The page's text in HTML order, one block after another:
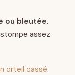
ou bleutée.
assez
orteil cassé.